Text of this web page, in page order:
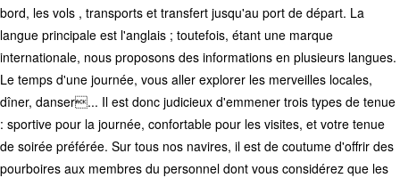
bord, les vols , transports et transfert jusqu'au port de départ. La
langue principale est l'anglais ; toutefois, étant une marque
internationale, nous proposons des informations en plusieurs langues.
Le temps d'une journée, vous aller explorer les merveilles locales,
dîner, danser... Il est donc judicieux d'emmener trois types de tenue
: sportive pour la journée, confortable pour les visites, et votre tenue
de soirée préférée. Sur tous nos navires, il est de coutume d'offrir des
pourboires aux membres du personnel dont vous considérez que les